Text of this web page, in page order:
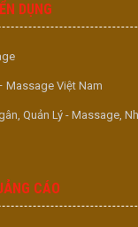
DỤNG
Massage Việt Nam
Quản Lý - Massage,
CÁO